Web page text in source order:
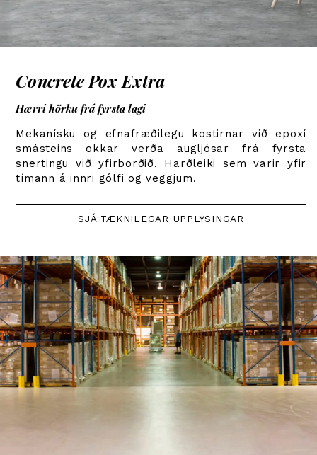
Concrete Pox Extra
Hærri hörku frá fyrsta lagi
Mekanísku og efnafræðilegu kostirnar við epoxí
smásteins okkar verða augljósar frá fyrsta
snertingu við yfirborðið. Harðleiki sem varir yfir
tímann á innri gólfi og veggjum.
SJÁ TÆKNILEGAR UPPLÝSINGAR